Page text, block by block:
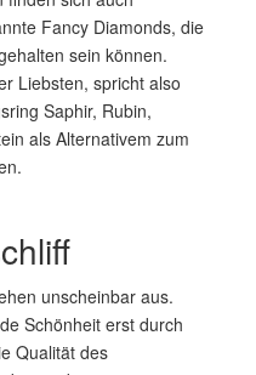
Fancy Diamonds, die
sein können.
Liebsten, spricht also
Saphir, Rubin,
als Alternativem zum
unscheinbar aus.
Schönheit erst durch
Qualität des